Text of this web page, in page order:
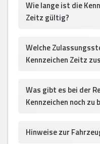
Wie lange ist die
Zeitz gültig?
Welche
Kennzeichen Zeitz
Was gibt es bei der
Kennzeichen noch zu
Hinweise zur